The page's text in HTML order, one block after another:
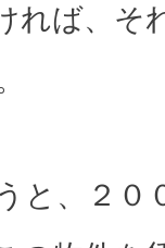
れば、そ
と、２０